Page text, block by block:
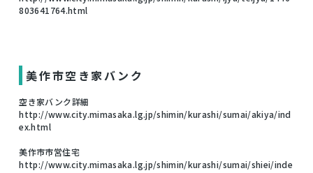
803641764.html
美作市空き家バンク
空き家バンク詳細
http://www.city.mimasaka.lg.jp/shimin/kurashi/sumai/akiya/ind
ex.html
美作市市営住宅
http://www.city.mimasaka.lg.jp/shimin/kurashi/sumai/shiei/inde